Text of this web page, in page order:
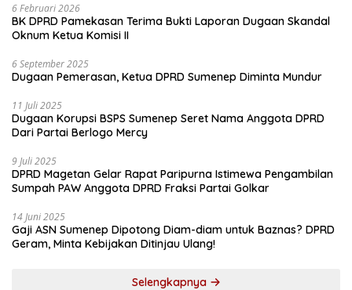
6 Februari 2026
BK DPRD Pamekasan Terima Bukti Laporan Dugaan Skandal
Oknum Ketua Komisi II
6 September 2025
Dugaan Pemerasan, Ketua DPRD Sumenep Diminta Mundur
11 Juli 2025
Dugaan Korupsi BSPS Sumenep Seret Nama Anggota DPRD
Dari Partai Berlogo Mercy
9 Juli 2025
DPRD Magetan Gelar Rapat Paripurna Istimewa Pengambilan
Sumpah PAW Anggota DPRD Fraksi Partai Golkar
14 Juni 2025
Gaji ASN Sumenep Dipotong Diam-diam untuk Baznas? DPRD
Geram, Minta Kebijakan Ditinjau Ulang!
Selengkapnya